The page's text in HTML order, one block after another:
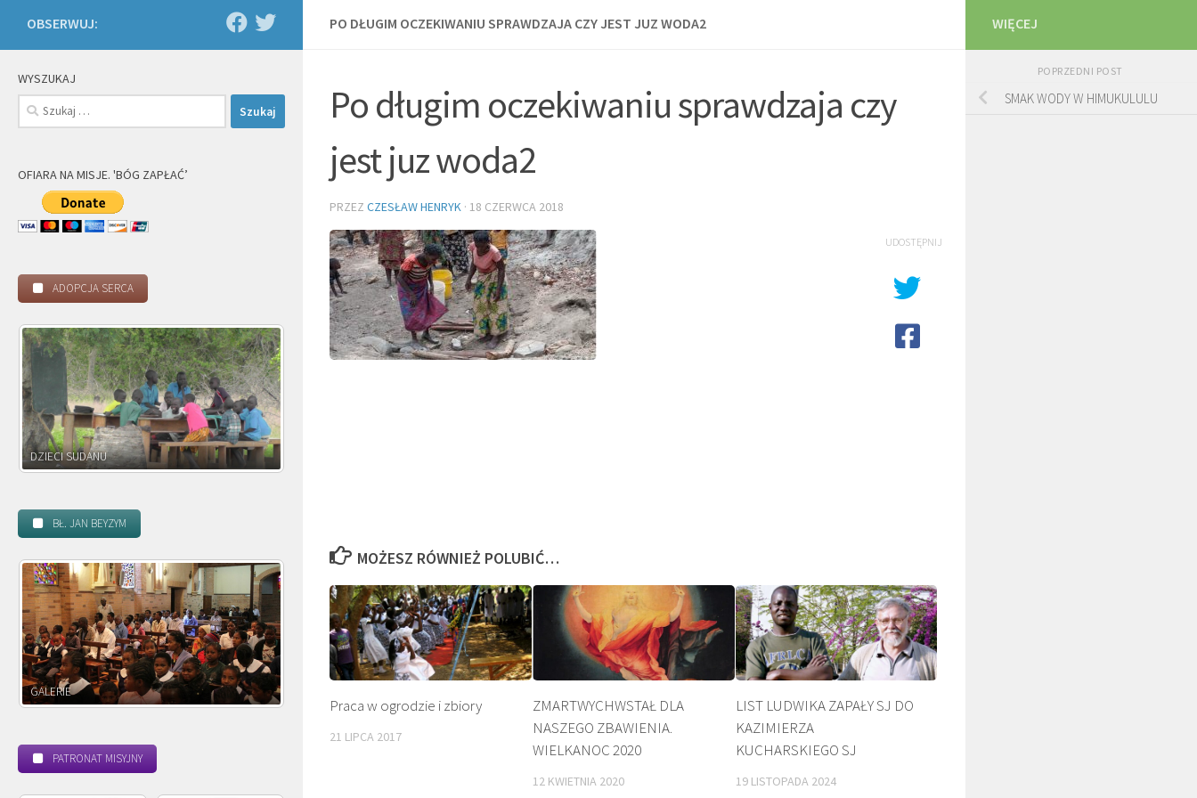
PO DŁUGIM OCZEKIWANIU SPRAWDZAJA CZY JEST JUZ WODA2
Po długim oczekiwaniu sprawdzaja czy
jest juz woda2
PRZEZ CZESŁAW HENRYK · 18 CZERWCA 2018
UDOSTĘPNIJ
MOŻESZ RÓWNIEŻ POLUBIĆ…
Praca w ogrodzie i zbiory
21 LIPCA 2017
ZMARTWYCHWSTAŁ DLA
NASZEGO ZBAWIENIA.
WIELKANOC 2020
12 KWIETNIA 2020
LIST LUDWIKA ZAPAŁY SJ DO
KAZIMIERZA
KUCHARSKIEGO SJ
19 LISTOPADA 2024
OBSERWUJ:
WYSZUKAJ
Szukaj:
OFIARA NA MISJE. 'BÓG ZAPŁAĆ’
ADOPCJA SERCA
DZIECI ZAMBII
BŁ. JAN BEYZYM
POWOŁANIE MISYJNE
PATRONAT MISYJNY
WIĘCEJ
POPRZEDNI POST
SMAK WODY W HIMUKULULU